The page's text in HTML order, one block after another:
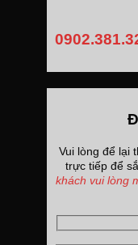
Vui lòng để lại
trực tiếp để
khách vui lòng